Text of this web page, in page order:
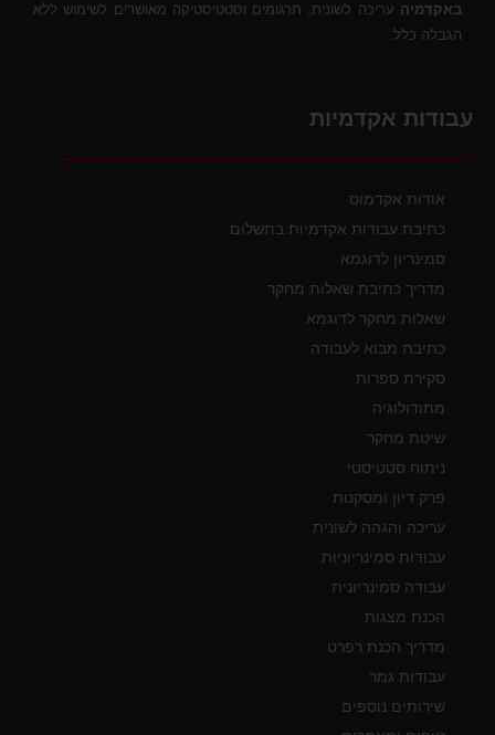
באקדמיה עריכה לשונית, תרגומים וסטטיסטיקה מאושרים לשימוש ללא
הגבלה כלל.
עבודות אקדמיות
אודות אקדמוס
כתיבת עבודות אקדמיות בתשלום
סמינריון לדוגמא
מדריך כתיבת שאלות מחקר
שאלות מחקר לדוגמא
כתיבת מבוא לעבודה
סקירת ספרות
מתודולוגיה
שיטת מחקר
ניתוח סטטיסטי
פרק דיון ומסקנות
עריכה והגהה לשונית
עבודות סמינריוניות
עבודה סמינריונית
הכנת מצגות
מדריך הכנת רפרט
עבודות גמר
שירותים נוספים